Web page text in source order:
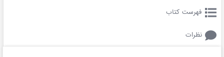
فهرست کتاب
نظرات